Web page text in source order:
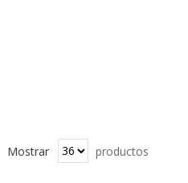
Mostrar productos